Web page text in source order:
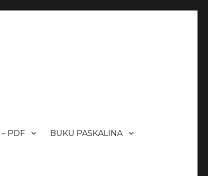
PDF BUKU PASKALINA